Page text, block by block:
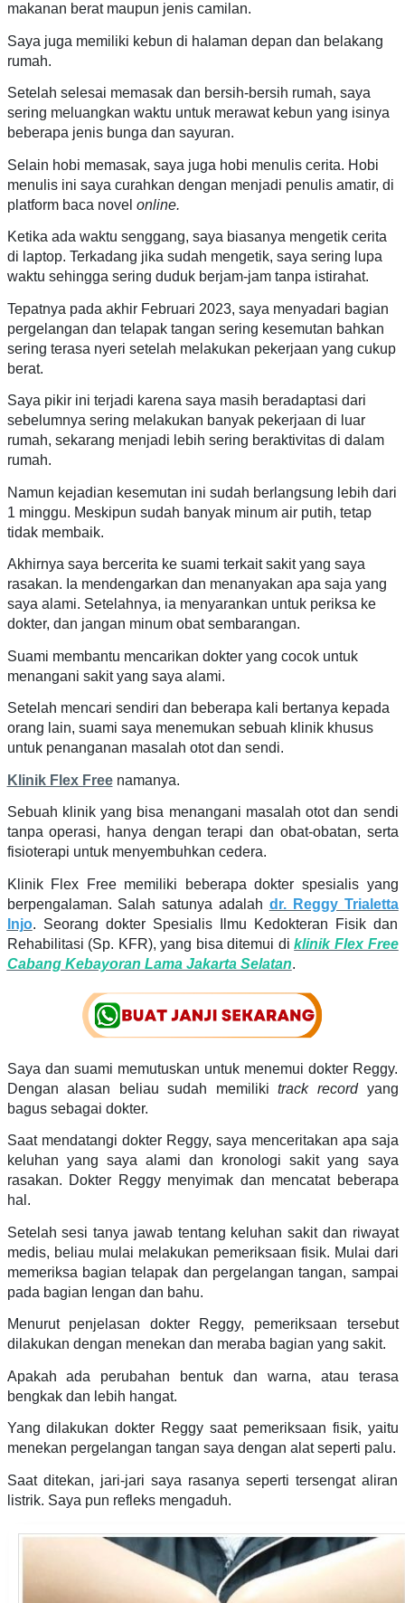
makanan berat maupun jenis camilan.
Saya juga memiliki kebun di halaman depan dan belakang
rumah.
Setelah selesai memasak dan bersih-bersih rumah, saya
sering meluangkan waktu untuk merawat kebun yang isinya
beberapa jenis bunga dan sayuran.
Selain hobi memasak, saya juga hobi menulis cerita. Hobi
menulis ini saya curahkan dengan menjadi penulis amatir, di
platform baca novel online.
Ketika ada waktu senggang, saya biasanya mengetik cerita
di laptop. Terkadang jika sudah mengetik, saya sering lupa
waktu sehingga sering duduk berjam-jam tanpa istirahat.
Tepatnya pada akhir Februari 2023, saya menyadari bagian
pergelangan dan telapak tangan sering kesemutan bahkan
sering terasa nyeri setelah melakukan pekerjaan yang cukup
berat.
Saya pikir ini terjadi karena saya masih beradaptasi dari
sebelumnya sering melakukan banyak pekerjaan di luar
rumah, sekarang menjadi lebih sering beraktivitas di dalam
rumah.
Namun kejadian kesemutan ini sudah berlangsung lebih dari
1 minggu. Meskipun sudah banyak minum air putih, tetap
tidak membaik.
Akhirnya saya bercerita ke suami terkait sakit yang saya
rasakan. Ia mendengarkan dan menanyakan apa saja yang
saya alami. Setelahnya, ia menyarankan untuk periksa ke
dokter, dan jangan minum obat sembarangan.
Suami membantu mencarikan dokter yang cocok untuk
menangani sakit yang saya alami.
Setelah mencari sendiri dan beberapa kali bertanya kepada
orang lain, suami saya menemukan sebuah klinik khusus
untuk penanganan masalah otot dan sendi.
Klinik Flex Freenamanya.
Sebuah klinik yang bisa menangani masalah otot dan sendi
tanpa operasi, hanya dengan terapi dan obat-obatan, serta
fisioterapi untuk menyembuhkan cedera.
Klinik Flex Free memiliki beberapa dokter spesialis yang
berpengalaman. Salah satunya adalah dr. Reggy Trialetta
Injo. Seorang dokter Spesialis Ilmu Kedokteran Fisik dan
Rehabilitasi (Sp. KFR), yang bisa ditemui diklinik Flex Free
Cabang Kebayoran Lama Jakarta Selatan.
Saya dan suami memutuskan untuk menemui dokter Reggy.
Dengan alasan beliau sudah memilikitrack record yang
bagus sebagai dokter.
Saat mendatangi dokter Reggy, saya menceritakan apa saja
keluhan yang saya alami dan kronologi sakit yang saya
rasakan. Dokter Reggy menyimak dan mencatat beberapa
hal.
Setelah sesi tanya jawab tentang keluhan sakit dan riwayat
medis, beliau mulai melakukan pemeriksaan fisik. Mulai dari
memeriksa bagian telapak dan pergelangan tangan, sampai
pada bagian lengan dan bahu.
Menurut penjelasan dokter Reggy, pemeriksaan tersebut
dilakukan dengan menekan dan meraba bagian yang sakit.
Apakah ada perubahan bentuk dan warna, atau terasa
bengkak dan lebih hangat.
Yang dilakukan dokter Reggy saat pemeriksaan fisik, yaitu
menekan pergelangan tangan saya dengan alat seperti palu.
Saat ditekan, jari-jari saya rasanya seperti tersengat aliran
listrik. Saya pun refleks mengaduh.